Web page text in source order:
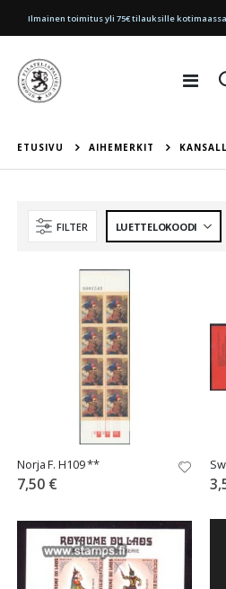
Ilmainen toimitus yli 75€ tilauksille kotimaassa
ETUSIVU AIHEMERKIT
FILTER
Norja F. H109 **
7,50 €